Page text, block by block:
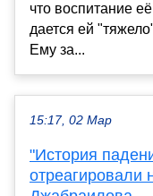
что воспитание
дается ей
Ему за...
15:17, 02 Мар
"История
отреагировали